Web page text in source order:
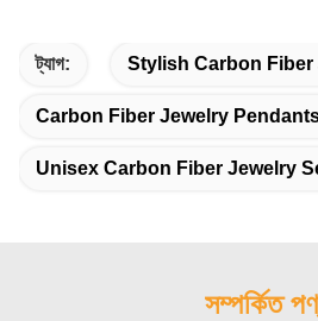
ট্যাগ: Stylish Carbon Fiber
Carbon Fiber Jewelry
Unisex Carbon Fiber Jewelry
সম্পর্কিত